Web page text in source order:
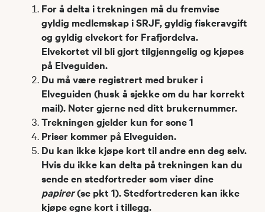
For å delta i trekningen må du fremvise
gyldig medlemskap i SRJF, gyldig fiskeravgift
og gyldig elvekort for Frafjordelva.
Elvekortet vil bli gjort tilgjenngelig og kjøpes
på Elveguiden.
Du må være registrert med bruker i
Elveguiden (husk å sjekke om du har korrekt
mail). Noter gjerne ned ditt brukernummer.
Trekningen gjelder kun for sone 1
Priser kommer på Elveguiden.
Du kan ikke kjøpe kort til andre enn deg selv.
Hvis du ikke kan delta på trekningen kan du
sende en stedfortreder som viser dine
papirer(se pkt 1). Stedfortrederen kan ikke
kjøpe egne kort i tillegg.